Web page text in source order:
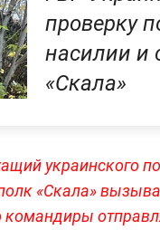
проверку
насилии и
«Скала»
украинского
«Скала»
командиры